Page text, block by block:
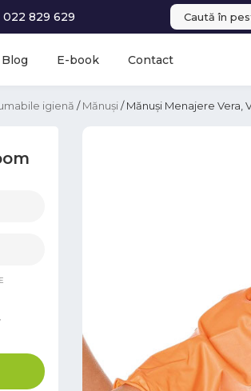
022 829 629
Blog E-book Contact
igienă /Mănuși/ Mănuși Menajere Vera,